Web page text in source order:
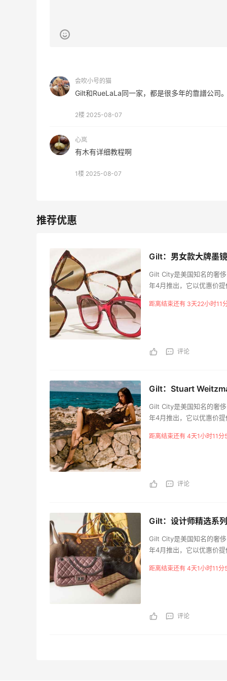
会吹小号的猫
Gilt和RueLaLa同一家，都是很多年的靠譜公司
2楼 2025-08-07
心岚
有木有详细教程啊
1楼 2025-08-07
Gilt：男女款大牌墨
Gilt City是美国知名的奢
年4月推出，它以优惠价
距离结束还有 3天22小时11
评论
Gilt：Stuart
Gilt City是美国知名的奢
年4月推出，它以优惠价
距离结束还有 4天1小时11分
评论
Gilt：设计师精选系
Gilt City是美国知名的奢
年4月推出，它以优惠价
距离结束还有 4天1小时11分
评论